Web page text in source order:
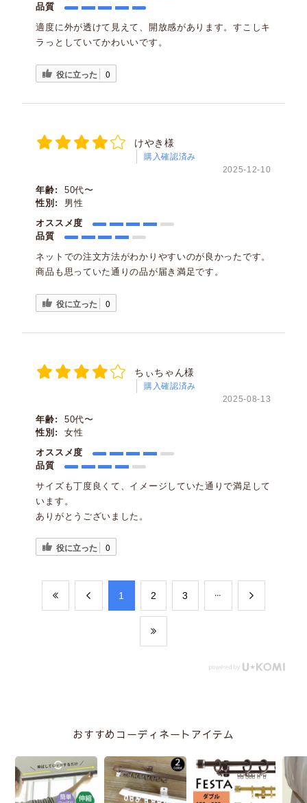
品質
適度に外が透けて見えて、開放感があります。すこしキ
ラっとしていてかわいいです。
役に立った 0
けやき様
購入確認済み
2025-12-10
年齢:
50代〜
性別:
男性
オススメ度
品質
ネットでの注文方法がわかりやすいのが良かったです。
商品も思っていた通りの品が届き満足です。
役に立った 0
ちぃちゃん様
購入確認済み
2025-08-13
年齢:
50代〜
性別:
女性
オススメ度
品質
サイズも丁度良くて、イメージしていた通りで満足して
います。
ありがとうございました。
役に立った 0
​1 ​2 ​3
おすすめコーディネートアイテム